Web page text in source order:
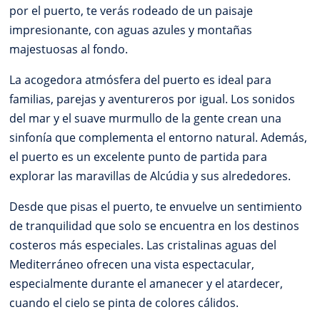
por el puerto, te verás rodeado de un paisaje
impresionante, con aguas azules y montañas
majestuosas al fondo.
La acogedora atmósfera del puerto es ideal para
familias, parejas y aventureros por igual. Los sonidos
del mar y el suave murmullo de la gente crean una
sinfonía que complementa el entorno natural. Además,
el puerto es un excelente punto de partida para
explorar las maravillas de Alcúdia y sus alrededores.
Desde que pisas el puerto, te envuelve un sentimiento
de tranquilidad que solo se encuentra en los destinos
costeros más especiales. Las cristalinas aguas del
Mediterráneo ofrecen una vista espectacular,
especialmente durante el amanecer y el atardecer,
cuando el cielo se pinta de colores cálidos.